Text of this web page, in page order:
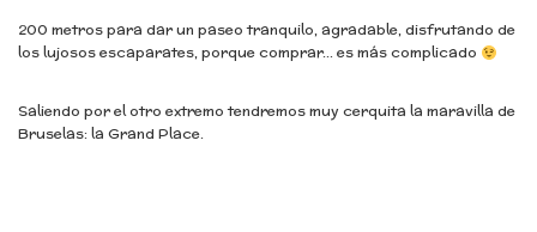
200 metros para dar un paseo tranquilo, agradable, disfrutando de
los lujosos escaparates, porque comprar… es más complicado
Saliendo por el otro extremo tendremos muy cerquita la maravilla de
Bruselas: la Grand Place.